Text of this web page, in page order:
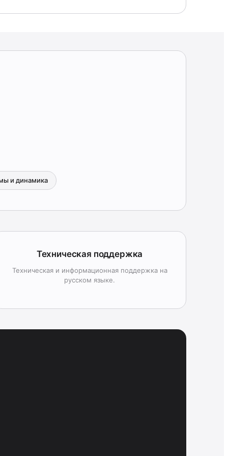
и динамика
Техническая поддержка
Техническая и информационная поддержка на
русском языке.